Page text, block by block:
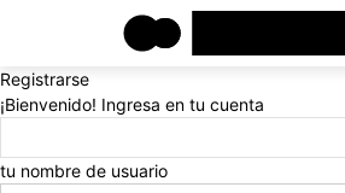
Registrarse
¡Bienvenido! Ingresa en tu cuenta
tu nombre de usuario